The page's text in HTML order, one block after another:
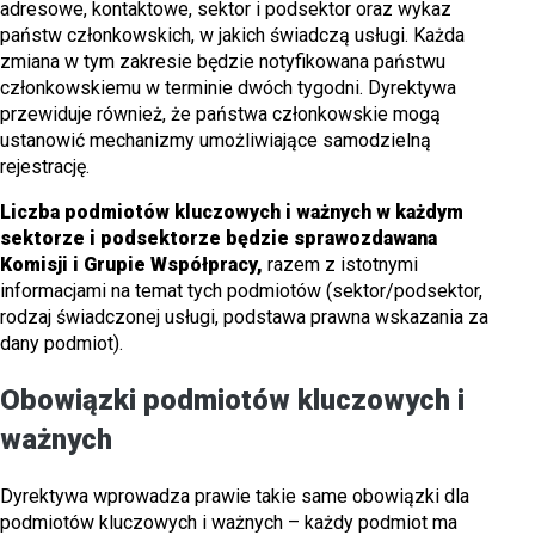
adresowe, kontaktowe, sektor i podsektor oraz wykaz
państw członkowskich, w jakich świadczą usługi. Każda
zmiana w tym zakresie będzie notyfikowana państwu
członkowskiemu w terminie dwóch tygodni. Dyrektywa
przewiduje również, że państwa członkowskie mogą
ustanowić mechanizmy umożliwiające samodzielną
rejestrację.
Liczba podmiotów kluczowych i ważnych w każdym
sektorze i podsektorze będzie sprawozdawana
Komisji i Grupie Współpracy, razem z istotnymi
informacjami na temat tych podmiotów (sektor/podsektor,
rodzaj świadczonej usługi, podstawa prawna wskazania za
dany podmiot).
Obowiązki podmiotów kluczowych i
ważnych
Dyrektywa wprowadza prawie takie same obowiązki dla
podmiotów kluczowych i ważnych – każdy podmiot ma